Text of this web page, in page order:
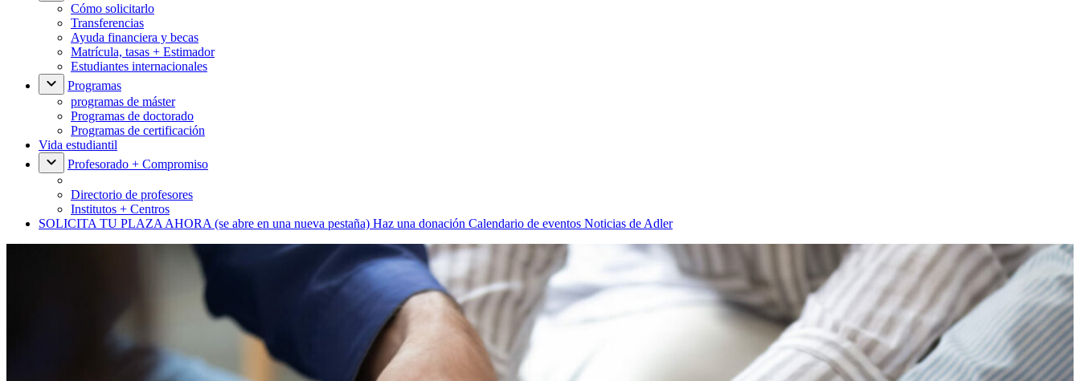
Cómo solicitarlo
Transferencias
Ayuda financiera y becas
Matrícula, tasas + Estimador
Estudiantes internacionales
Programas
programas de máster
Programas de doctorado
Programas de certificación
Vida estudiantil
Profesorado + Compromiso
Directorio de profesores
Institutos + Centros
SOLICITA TU PLAZA AHORA (se abre en una nueva pestaña) Haz una donación Calendario de eventos Noticias de Adler